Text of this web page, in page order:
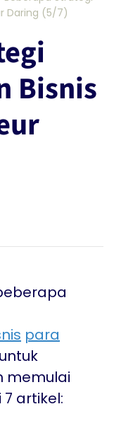
Daring (5/7)
Bisnis
para
untuk
memulai
artikel: